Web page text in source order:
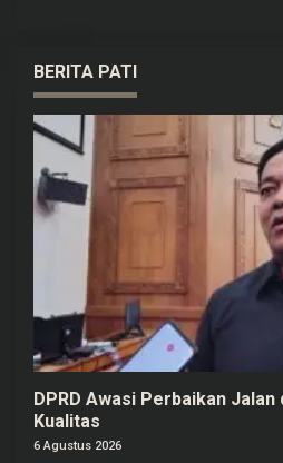
BERITA PATI
DPRD Awasi Perbaikan
Kualitas
6 Agustus 2026